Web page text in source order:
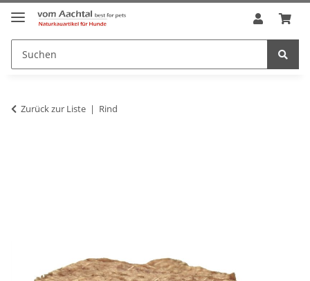
Zurück zur Liste Rind